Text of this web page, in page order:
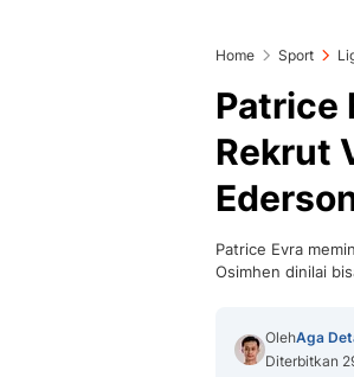
Home Sport
Patrice
Rekrut
Patrice Evra
Osimhen dinilai
OlehAga
Diterbitkan